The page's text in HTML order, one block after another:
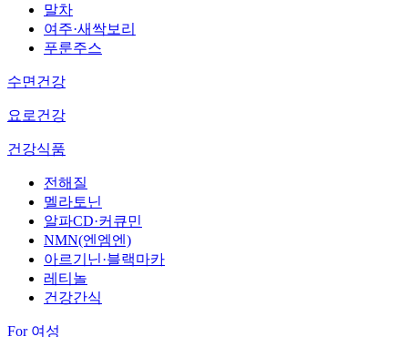
말차
여주·새싹보리
푸룬주스
수면건강
요로건강
건강식품
전해질
멜라토닌
알파CD·커큐민
NMN(엔엠엔)
아르기닌·블랙마카
레티놀
건강간식
For 여성